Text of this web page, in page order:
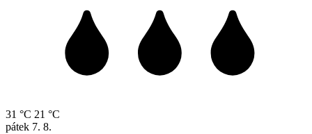
31 °C 21 °C
pátek 7. 8.